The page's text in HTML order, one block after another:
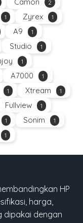
2
1 Zyrex 1
A9 1
Studio 1
1
A7000 1
1 Xtream 1
Fullview 1
1 Sonim 1
1
HP
harga,
dipakai dengan